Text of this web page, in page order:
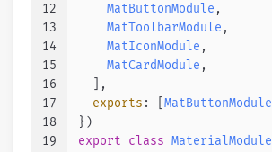
12
13
14
15
16
17
18
19
MatButtonModule ,
MatToolbarModule ,
MatIconModule ,
MatCardModule ,
  ],
exports : [ MatButtonModule
})
export
class MaterialModule